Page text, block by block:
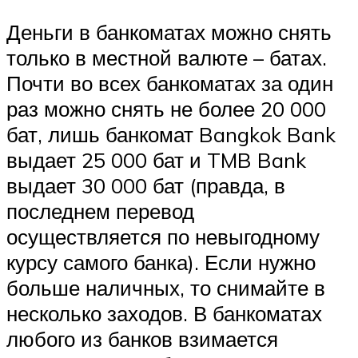
Деньги в банкоматах можно снять
только в местной валюте – батах.
Почти во всех банкоматах за один
раз можно снять не более 20 000
бат, лишь банкомат Bangkok Bank
выдает 25 000 бат и TMB Bank
выдает 30 000 бат (правда, в
последнем перевод
осуществляется по невыгодному
курсу самого банка). Если нужно
больше наличных, то снимайте в
несколько заходов. В банкоматах
любого из банков взимается